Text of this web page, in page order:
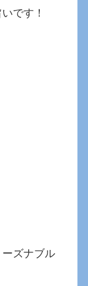
です！
ズナブル